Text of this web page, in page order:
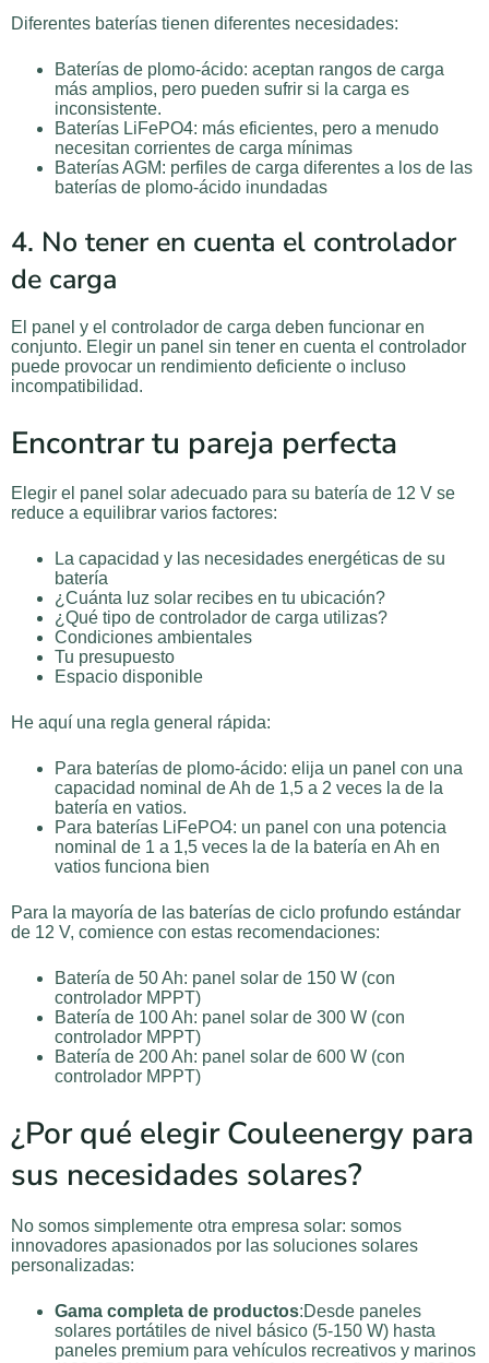
Diferentes baterías tienen diferentes necesidades:
Baterías de plomo-ácido: aceptan rangos de carga
más amplios, pero pueden sufrir si la carga es
inconsistente.
Baterías LiFePO4: más eficientes, pero a menudo
necesitan corrientes de carga mínimas
Baterías AGM: perfiles de carga diferentes a los de las
baterías de plomo-ácido inundadas
4. No tener en cuenta el controlador
de carga
El panel y el controlador de carga deben funcionar en
conjunto. Elegir un panel sin tener en cuenta el controlador
puede provocar un rendimiento deficiente o incluso
incompatibilidad.
Encontrar tu pareja perfecta
Elegir el panel solar adecuado para su batería de 12 V se
reduce a equilibrar varios factores:
La capacidad y las necesidades energéticas de su
batería
¿Cuánta luz solar recibes en tu ubicación?
¿Qué tipo de controlador de carga utilizas?
Condiciones ambientales
Tu presupuesto
Espacio disponible
He aquí una regla general rápida:
Para baterías de plomo-ácido: elija un panel con una
capacidad nominal de Ah de 1,5 a 2 veces la de la
batería en vatios.
Para baterías LiFePO4: un panel con una potencia
nominal de 1 a 1,5 veces la de la batería en Ah en
vatios funciona bien
Para la mayoría de las baterías de ciclo profundo estándar
de 12 V, comience con estas recomendaciones:
Batería de 50 Ah: panel solar de 150 W (con
controlador MPPT)
Batería de 100 Ah: panel solar de 300 W (con
controlador MPPT)
Batería de 200 Ah: panel solar de 600 W (con
controlador MPPT)
¿Por qué elegir Couleenergy para
sus necesidades solares?
No somos simplemente otra empresa solar: somos
innovadores apasionados por las soluciones solares
personalizadas:
Gama completa de productos:Desde paneles
solares portátiles de nivel básico (5-150 W) hasta
paneles premium para vehículos recreativos y marinos